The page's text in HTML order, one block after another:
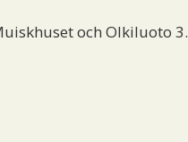
och Olkiluoto 3.